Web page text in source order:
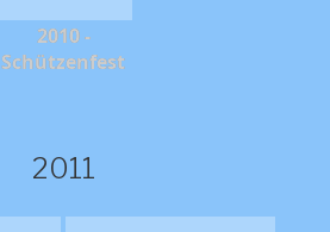
2010 -
Schützenfest
2011